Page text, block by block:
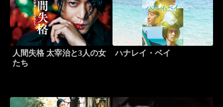
人間失格 太宰治と3人の女
たち
ハナレイ・ベイ